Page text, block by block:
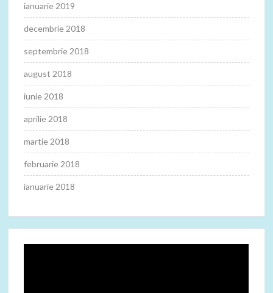
ianuarie 2019
decembrie 2018
septembrie 2018
august 2018
iunie 2018
aprilie 2018
martie 2018
februarie 2018
ianuarie 2018